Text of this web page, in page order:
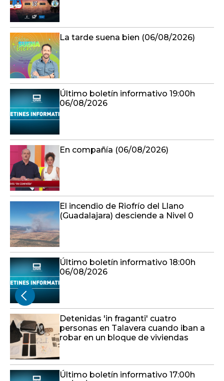
Último boletín informativo 19:00h
En compañía (06/08/2026)
El incendio de Riofrío del Llano
Último boletín informativo 18:00h
06/08/2026
Detenidas 'in fraganti' cuatro
personas en Talavera cuando iban a
Último boletín informativo 17:00h
06/08/2026